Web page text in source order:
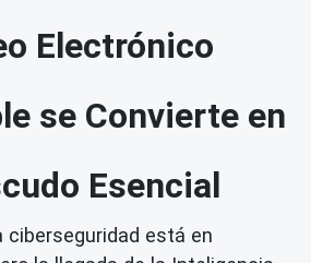
Electrónico
se Convierte en
Esencial
ciberseguridad está en